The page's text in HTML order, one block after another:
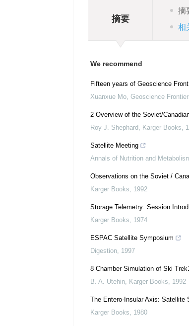
摘要
摘
相
We recommend
Fifteen years of Geoscience
Xuanxue Mo, Geoscience
2 Overview of the Soviet/
Roy J. Shephard, Karger Books,
Satellite Meeting
Annals of Nutrition and
Observations on the Soviet /
Karger Books, 1992
Storage Telemetry: Session
Karger Books, 1974
ESPAC Satellite Symposium
Digestion, 1997
8 Chamber Simulation of Ski
B. A. Utehin, Karger Books, 1992
The Entero-Insular Axis: Satellite
Karger Books, 1980